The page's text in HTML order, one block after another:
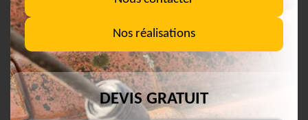
Nos réalisations
DEVIS GRATUIT